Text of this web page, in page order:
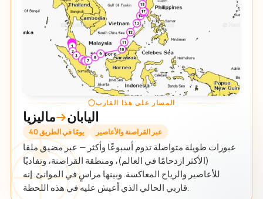
المسار على هذا القارب
ماليزيا اليابان
40 يومًا في الطريق عبر القراصنة والأعاصير
عبورات طويلة متواصلة تدوم أسبوعًا وأكثر — عبر مضيق ملقا
(الأكثر ازدحامًا في العالم)، ومنطقة القراصنة، وتفاديًا
للأعاصير والرياح المعاكسة. وبينها مراسٍ في الموانئ. إنه
قاربي الحالي الذي أعيش عليه في هذه اللحظة.